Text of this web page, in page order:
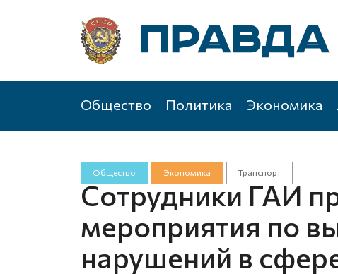
Общество Политика Экономика
Общество Экономика Транспорт
Сотрудники ГАИ
мероприятия по
нарушений в